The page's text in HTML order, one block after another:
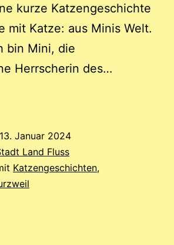
kurze Katzengeschichte
mit Katze: aus Minis Welt.
bin Mini, die
Herrscherin des…
13. Januar 2024
Land Fluss
Katzengeschichten,